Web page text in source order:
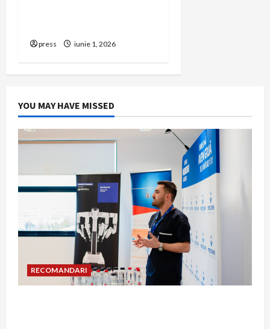
press iunie 1, 2026
YOU MAY HAVE MISSED
RECOMANDARI